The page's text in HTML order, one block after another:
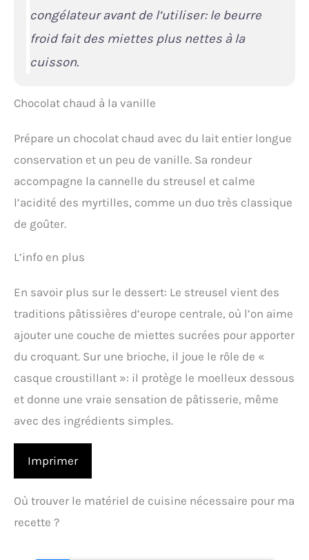
congélateur avant de l’utiliser: le beurre
froid fait des miettes plus nettes à la
cuisson.
Chocolat chaud à la vanille
Prépare un chocolat chaud avec du lait entier longue
conservation et un peu de vanille. Sa rondeur
accompagne la cannelle du streusel et calme
l’acidité des myrtilles, comme un duo très classique
de goûter.
L’info en plus
En savoir plus sur le dessert: Le streusel vient des
traditions pâtissières d’europe centrale, où l’on aime
ajouter une couche de miettes sucrées pour apporter
du croquant. Sur une brioche, il joue le rôle de «
casque croustillant »: il protège le moelleux dessous
et donne une vraie sensation de pâtisserie, même
avec des ingrédients simples.
Imprimer
Où trouver le matériel de cuisine nécessaire pour ma
recette ?